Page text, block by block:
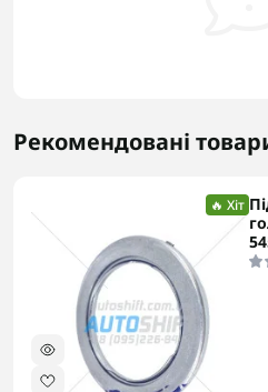
Рекомендовані
🔥 Хіт